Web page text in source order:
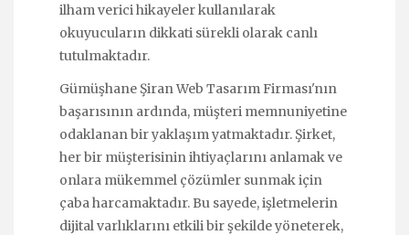
ilham verici hikayeler kullanılarak
okuyucuların dikkati sürekli olarak canlı
tutulmaktadır.
Gümüşhane Şiran Web Tasarım Firması'nın
başarısının ardında, müşteri memnuniyetine
odaklanan bir yaklaşım yatmaktadır. Şirket,
her bir müşterisinin ihtiyaçlarını anlamak ve
onlara mükemmel çözümler sunmak için
çaba harcamaktadır. Bu sayede, işletmelerin
dijital varlıklarını etkili bir şekilde yöneterek,